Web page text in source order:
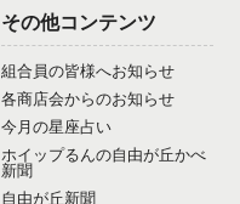
その他コンテンツ
組合員の皆様へお知らせ
各商店会からのお知らせ
今月の星座占い
ホイップるんの自由が丘かべ
新聞
自由が丘新聞